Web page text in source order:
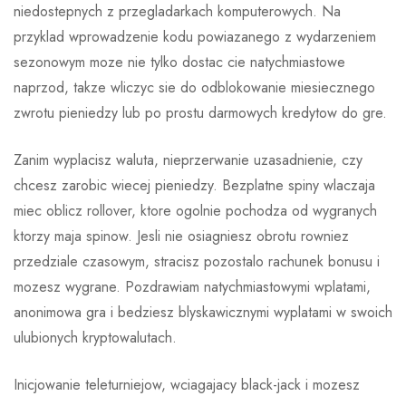
niedostepnych z przegladarkach komputerowych. Na
przyklad wprowadzenie kodu powiazanego z wydarzeniem
sezonowym moze nie tylko dostac cie natychmiastowe
naprzod, takze wliczyc sie do odblokowanie miesiecznego
zwrotu pieniedzy lub po prostu darmowych kredytow do gre.
Zanim wyplacisz waluta, nieprzerwanie uzasadnienie, czy
chcesz zarobic wiecej pieniedzy. Bezplatne spiny wlaczaja
miec oblicz rollover, ktore ogolnie pochodza od wygranych
ktorzy maja spinow. Jesli nie osiagniesz obrotu rowniez
przedziale czasowym, stracisz pozostalo rachunek bonusu i
mozesz wygrane. Pozdrawiam natychmiastowymi wplatami,
anonimowa gra i bedziesz blyskawicznymi wyplatami w swoich
ulubionych kryptowalutach.
Inicjowanie teleturniejow, wciagajacy black-jack i mozesz